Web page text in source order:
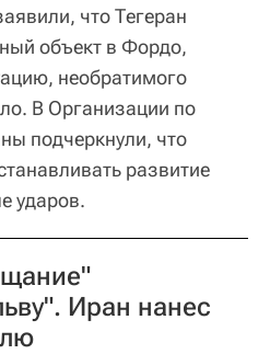
что Тегеран
объект в Фордо,
необратимого
В Организации по
подчеркнули, что
развитие
ударов.
Иран нанес